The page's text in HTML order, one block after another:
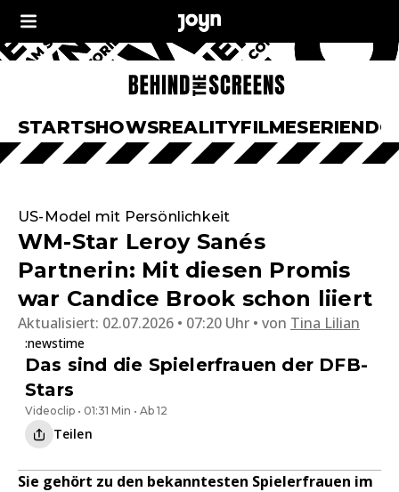
STARTSHOWSREALITYFILMESERIEN
US-Model mit Persönlichkeit
WM-Star Leroy Sanés
Partnerin: Mit diesen Promis
war Candice Brook schon liiert
Aktualisiert: 02.07.2026 • 07:20 Uhr von Tina Lilian
:newstime
Das sind die Spielerfrauen der DFB-
Stars
Videoclip • 01:31 Min • Ab 12
Teilen
Sie gehört zu den bekanntesten Spielerfrauen im